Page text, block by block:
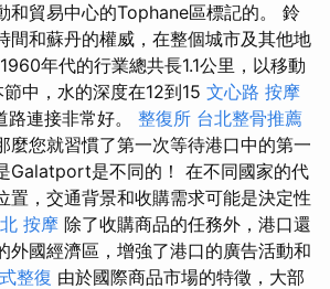
和貿易中心的Tophane區標記的。 鈴
間和蘇丹的權威，在整個城市及其他地
年代的行業總共長1.1公里，以移動
中，水的深度在12到15 文心路 按摩
連接非常好。 整復所 台北整骨推薦
麼您就習慣了第一次等待港口中的第一
Galatport是不同的！ 在不同國家的代
置，交通背景和收購需求可能是決定性
按摩 除了收購商品的任務外，港口還
外國經濟區，增強了港口的廣告活動和
整復 由於國際商品市場的特徵，大部